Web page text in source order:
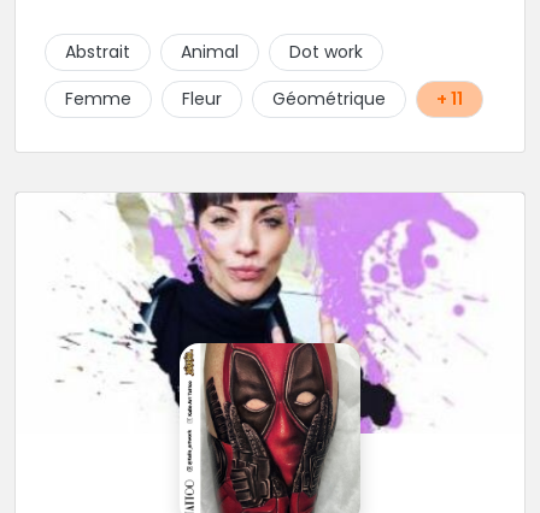
Abstrait
Animal
Dot work
Femme
Fleur Géométrique + 11